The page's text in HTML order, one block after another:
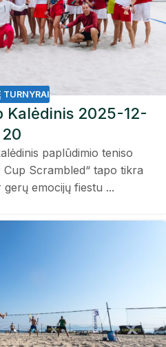
TURNYRAI
Kalėdinis 2025-12-
20
paplūdimio teniso
Scrambled“ tapo tikra
emocijų fiestu ...